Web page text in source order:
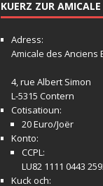
KUERZ ZUR AMICALE
Adress:
Amicale des Anciens
4, rue Albert Simon
L-5315 Contern
Cotisatioun:
20 Euro/Joër
Konto:
CCPL:
LU82 1111 0443
Kuck och: